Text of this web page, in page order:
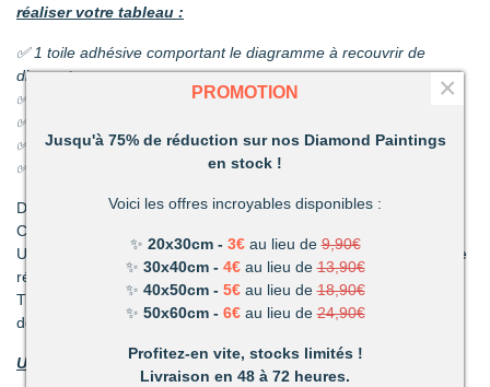
réaliser votre tableau :
✅ 1 toile adhésive comportant le diagramme à recouvrir de
diamants
✅ Les sachets de diamants
✅ 1 coupelle pour les diamants
✅ 1 stylo et sa colle
✅ 1 pince
Découvrez une activité unique à réaliser de ses propres mains.
C’est ludique, amusant et les résultats en valent la peine !
Un mélange de patience et de technique qui vous permettront de
réaliser de superbes tableaux.
Très vite vous vous apercevrez combien votre réalisation vous
deviendra précieuse.
Un loisir unique offrant de nombreux avantages :
PROMOTION
Jusqu'à 75% de réduction sur nos Diamond Paintings
en stock !
Voici les offres incroyables disponibles :
✨ 20x30cm - 3€au lieu de9,90€
✨ 30x40cm - 4€ au lieu de 13,90€
✨ 40x50cm - 5€ au lieu de18,90€
✨ 50x60cm - 6€ au lieu de 24,90€
Profitez-en vite, stocks limités !
Livraison en 48 à 72 heures.
×